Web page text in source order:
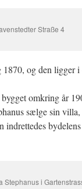
Straße 4
og den ligger
omkring år
sælge sin
indrettedes
Stephanus i